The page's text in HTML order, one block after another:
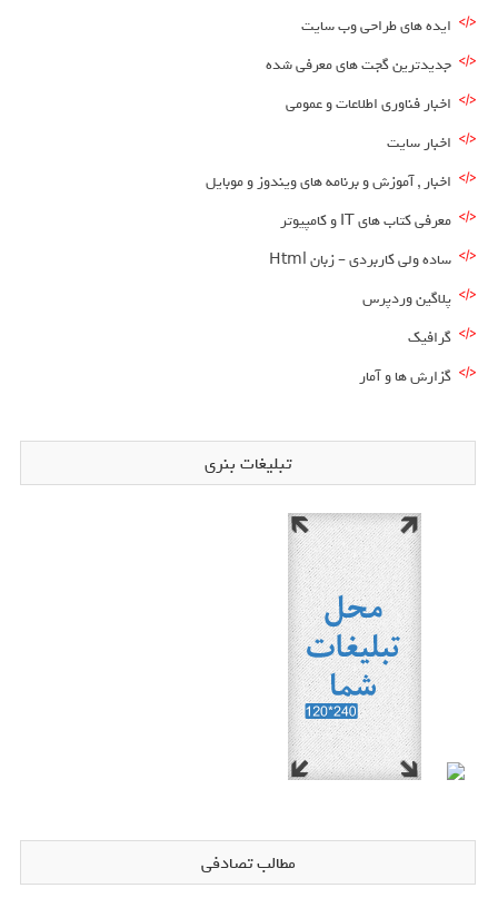
ایده های طراحی وب سایت
جدیدترین گجت های معرفی شده
اخبار فناوری اطلاعات و عمومی
اخبار سایت
اخبار , آموزش و برنامه های ویندوز و موبایل
معرفی کتاب های IT و کامپیوتر
ساده ولی کاربردی – زبان Html
پلاگین وردپرس
گرافیک
گزارش ها و آمار
تبلیغات بنری
مطالب تصادفی